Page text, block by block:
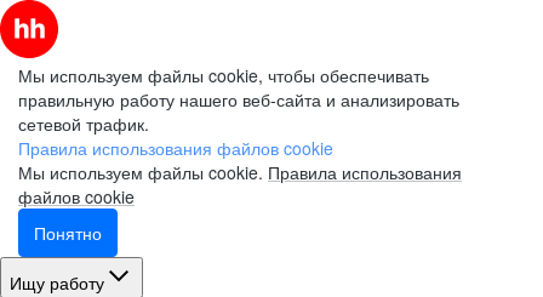
Мы используем файлы cookie, чтобы обеспечивать
правильную работу нашего веб-сайта и анализировать
сетевой трафик.
Правила использования файлов cookie
Мы используем файлы cookie. Правила использования
файлов cookie
Понятно
Ищу работу